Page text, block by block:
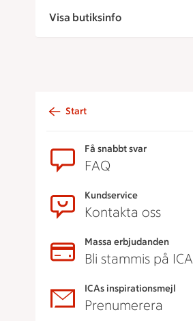
Visa butiksinfo
Start
Få snabbt svar
FAQ
Kundservice
Kontakta oss
Massa erbjudanden
Bli stammis på ICA
ICAs inspirationsmejl
Prenumerera